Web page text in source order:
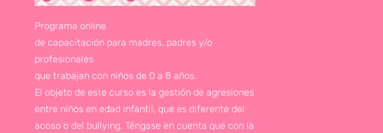
Programa online
de capacitación para madres, padres y/o
profesionales
que trabajan con niños de 0 a 8 años.
El objeto de este curso es la gestión de agresiones
entre niños en edad infantil, que es diferente del
acoso o del bullying. Téngase en cuenta que con la